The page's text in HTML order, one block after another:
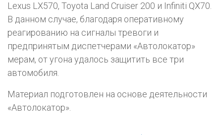
Lexus LX570, Toyota Land Cruiser 200 и Infiniti QX70.
В данном случае, благодаря оперативному
реагированию на сигналы тревоги и
предпринятым диспетчерами «Автолокатор»
мерам, от угона удалось защитить все три
автомобиля.
Материал подготовлен на основе деятельности
«Автолокатор».